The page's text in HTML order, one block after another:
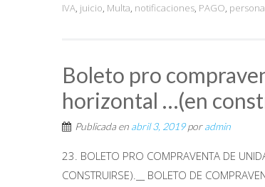
IVA, juicio, Multa, notificaciones, PAGO,
Boleto pro
horizontal …(en
Publicada en abril 3, 2019poradmin
23. BOLETO PRO COMPRAVENTA DE
CONSTRUIRSE).__ BOLETO DE